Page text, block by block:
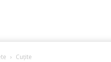
Cuțite